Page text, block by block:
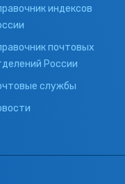
индексов
почтовых
России
службы